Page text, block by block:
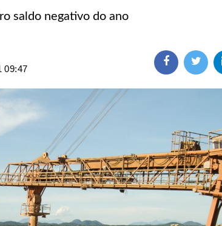
saldo negativo do ano
09:47